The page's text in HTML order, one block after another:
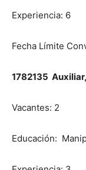
Experiencia: 6
Fecha Límite
1782135
Vacantes: 2
Educación: